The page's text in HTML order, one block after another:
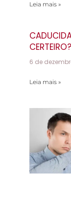
Leia mais »
CERTEIRO?
6 de
Leia mais »